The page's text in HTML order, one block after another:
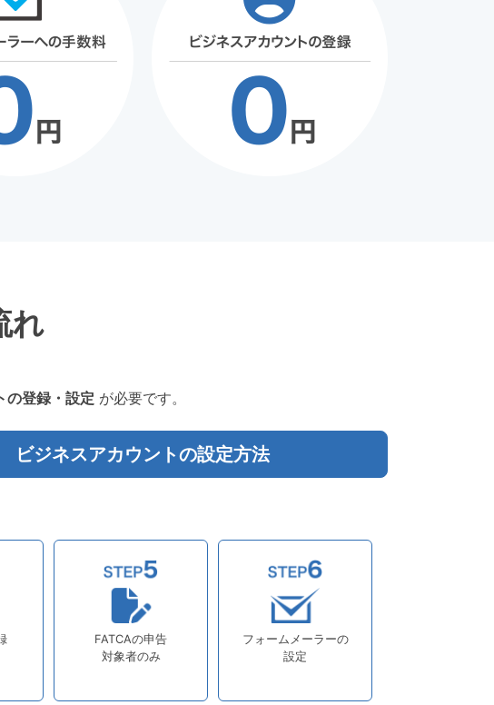
れ
の登録・設定 が必要です。
ビジネスアカウントの設定方法
FATCAの申告
対象者のみ
フォームメーラーの
設定